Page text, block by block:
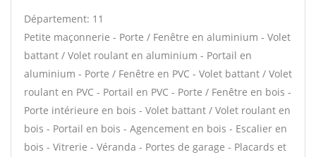
Département: 11
Petite maçonnerie - Porte / Fenêtre en aluminium - Volet
battant / Volet roulant en aluminium - Portail en
aluminium - Porte / Fenêtre en PVC - Volet battant / Volet
roulant en PVC - Portail en PVC - Porte / Fenêtre en bois -
Porte intérieure en bois - Volet battant / Volet roulant en
bois - Portail en bois - Agencement en bois - Escalier en
bois - Vitrerie - Véranda - Portes de garage - Placards et